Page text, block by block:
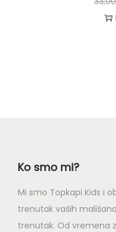
Ko smo mi?
Mi smo Topkapi Kids i
trenutak vaših
trenutak. Od vremena